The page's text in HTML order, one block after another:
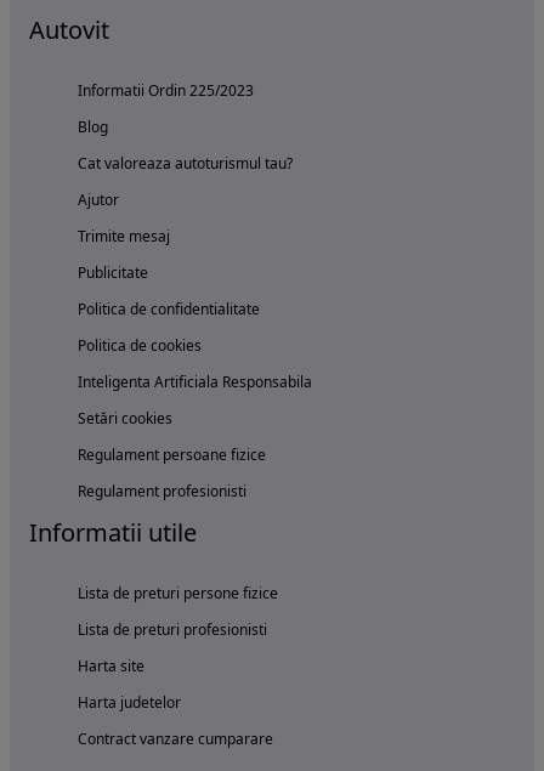
Autovit
Informatii Ordin 225/2023
Blog
Cat valoreaza autoturismul tau?
Ajutor
Trimite mesaj
Publicitate
Politica de confidentialitate
Politica de cookies
Inteligenta Artificiala Responsabila
Setări cookies
Regulament persoane fizice
Regulament profesionisti
Informatii utile
Lista de preturi persone fizice
Lista de preturi profesionisti
Harta site
Harta judetelor
Contract vanzare cumparare